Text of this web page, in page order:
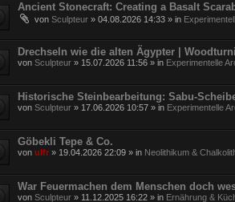
Ancient Stonecraft: Creating a Basalt
von Sculpteur » 04.08.2026 14:33 » in
Drechseln wie die alten Ägypter |
von Sculpteur » 15.07.2026 11:56 » in Experimentelle
Historische Steinbearbeitung: Sabu-
von Sculpteur » 17.06.2026 10:57 » in Experimentelle
Göbekli Tepe & Co.
von ulfr » 19.04.2026 22:09 » in Neolithikum &
War Feuermachen dem Menschen doch
von Sculpteur » 11.12.2025 16:22 » in Ernährung &